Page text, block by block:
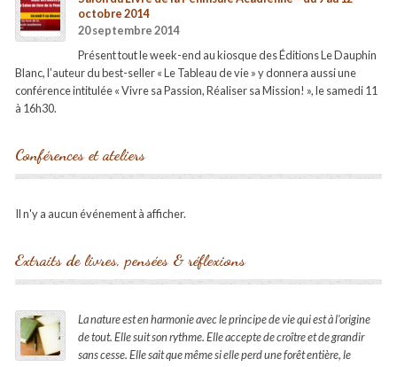
octobre 2014
20 septembre 2014
Présent tout le week-end au kiosque des Éditions Le Dauphin
Blanc, l’auteur du best-seller « Le Tableau de vie » y donnera aussi une
conférence intitulée « Vivre sa Passion, Réaliser sa Mission! », le samedi 11
à 16h30.
Conférences et ateliers
Il n'y a aucun événement à afficher.
Extraits de livres, pensées & réflexions
La nature est en harmonie avec le principe de vie qui est à l'origine
de tout. Elle suit son rythme. Elle accepte de croître et de grandir
sans cesse. Elle sait que même si elle perd une forêt entière, le